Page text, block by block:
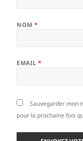
NOM*
EMAIL*
Sauvegarder mon
pour la prochaine fois